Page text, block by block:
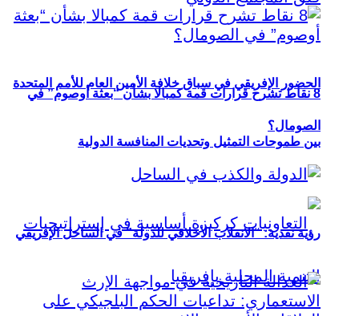
الحضور الإفريقي في سباق خلافة الأمين العام للأمم المتحدة
بين طموحات التمثيل وتحديات المنافسة الدولية
8 نقاط تشرح قرارات قمة كمبالا بشأن “بعثة أوصوم” في
الصومال؟
رؤية نقدية: “الانقلاب الأخلاقي للدولة” في الساحل الإفريقي